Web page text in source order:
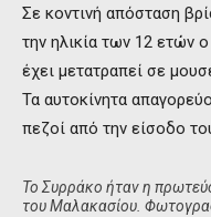
Σε κοντινή απόσταση
την ηλικία των 12 ετών
έχει μετατραπεί σε
Τα αυτοκίνητα
πεζοί από την είσοδο
Το Συρράκο ήταν η
του Μαλακασίου.